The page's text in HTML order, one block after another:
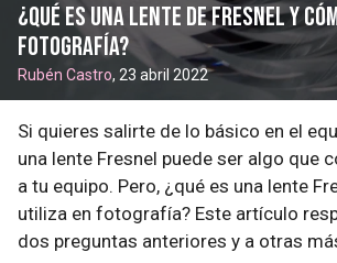
¿Qué es una lente de Fresnel y
fotografía?
Rubén Castro, 23 abril 2022
Si quieres salirte de lo básico en el
una lente Fresnel puede ser algo que
a tu equipo. Pero, ¿qué es una lente
utiliza en fotografía? Este artículo
dos preguntas anteriores y a otras